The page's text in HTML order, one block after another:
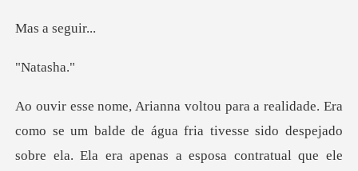
segu
tas
água fria tivesse sido despejado
sobre ela. Ela era apenas a esposa contrat